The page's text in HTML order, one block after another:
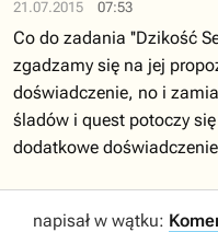
21.07.2015 07:53
Co do zadania ''Dzikość
zgadzamy się na jej
doświadczenie, no i
śladów i quest potoczy
dodatkowe
napisał w wątku: